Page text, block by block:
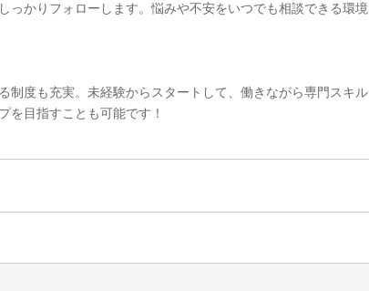
っかりフォローします。悩みや不安をいつでも相談できる環境
制度も充実。未経験からスタートして、働きながら専門スキル
を目指すことも可能です！